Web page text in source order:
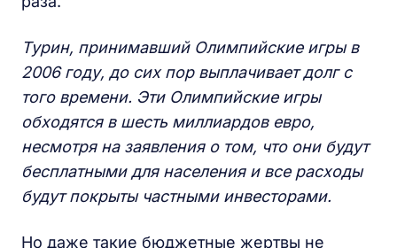
Турин, принимавший Олимпийские игры в
2006 году, до сих пор выплачивает долг с
того времени. Эти Олимпийские игры
обходятся в шесть миллиардов евро,
несмотря на заявления о том, что они будут
бесплатными для населения и все расходы
будут покрыты частными инвесторами.
Но даже такие бюджетные жертвы не